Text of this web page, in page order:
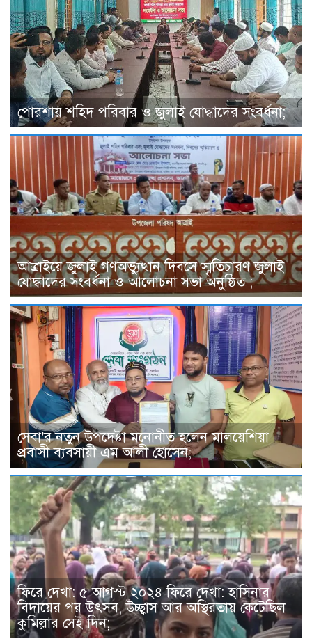
পোরশায় শহিদ পরিবার ও জুলাই যোদ্ধাদের সংবর্ধনা;
আত্রাইয়ে জুলাই গণঅভ্যুত্থান দিবসে স্মৃতিচারণ জুলাই
যোদ্ধাদের সংবর্ধনা ও আলোচনা সভা অনুষ্ঠিত ;
সেবা’র নতুন উপদেষ্টা মনোনীত হলেন মালয়েশিয়া
প্রবাসী ব্যবসায়ী এম আলী হোসেন;
ফিরে দেখা: ৫ আগস্ট ২০২৪ ফিরে দেখা: হাসিনার
বিদায়ের পর উৎসব, উচ্ছ্বাস আর অস্থিরতায় কেটেছিল
কুমিল্লার সেই দিন;